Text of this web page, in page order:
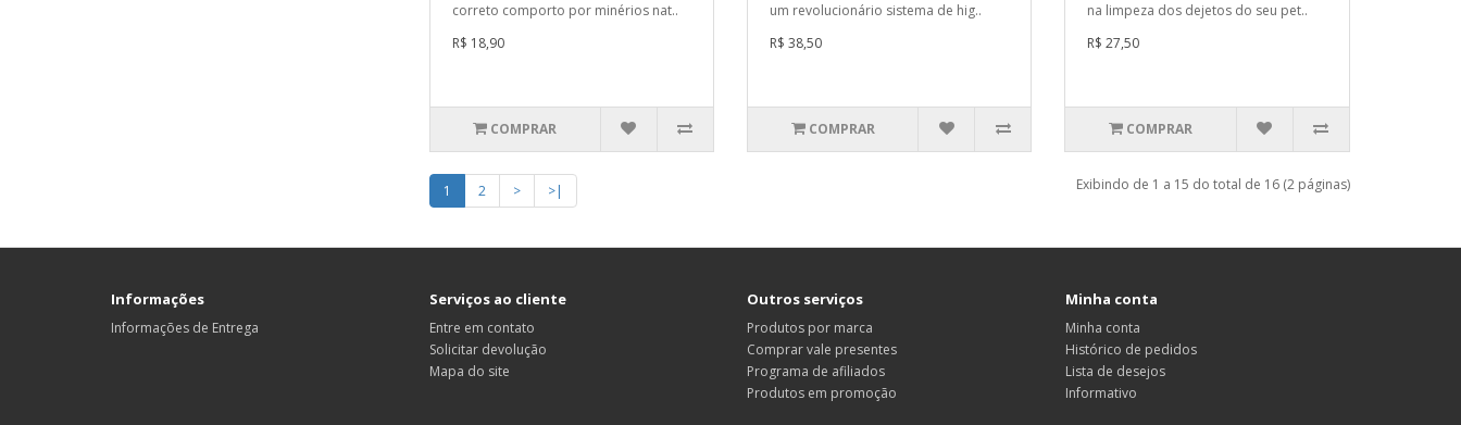
correto comporto por minérios nat..
R$ 18,90
COMPRAR
um revolucionário sistema de hig..
R$ 38,50
COMPRAR
na limpeza dos dejetos do seu pet..
R$ 27,50
COMPRAR
1 2 > >| Exibindo de 1 a 15 do total de 16 (2 páginas)
Informações
Informações de Entrega
Serviços ao cliente
Entre em contato
Solicitar devolução
Mapa do site
Outros serviços
Produtos por marca
Comprar vale presentes
Programa de afiliados
Produtos em promoção
Minha conta
Minha conta
Histórico de pedidos
Lista de desejos
Informativo